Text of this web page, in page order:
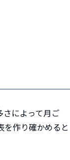
によって月ご
を作り確かめると